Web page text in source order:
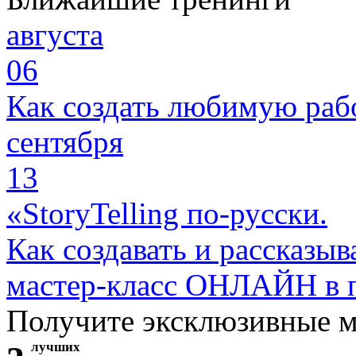
августа
06
Как создать любимую
сентября
13
«StoryTelling по-русски.
Как создавать и
мастер-класс ОНЛАЙН в
Получите эксклюзивные
лучших